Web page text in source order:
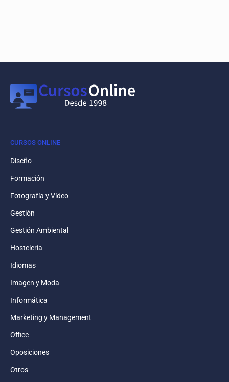
CURSOS ONLINE
Diseño
Formación
Fotografía y Vídeo
Gestión
Gestión Ambiental
Hostelería
Idiomas
Imagen y Moda
Informática
Marketing y Management
Office
Oposiciones
Otros